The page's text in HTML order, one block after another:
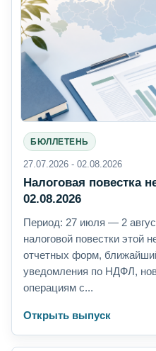
БЮЛЛЕТЕНЬ
27.07.2026 - 02.08.2026
Налоговая повестка
02.08.2026
Период: 27 июля — 2
налоговой повестки этой
отчетных форм,
уведомления по НДФЛ,
операциям с...
Открыть выпуск